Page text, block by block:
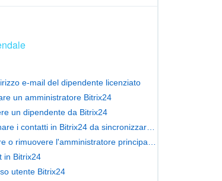
e-mail del dipendente licenziato
un amministratore Bitrix24
un dipendente da Bitrix24
in Bitrix24
utente Bitrix24